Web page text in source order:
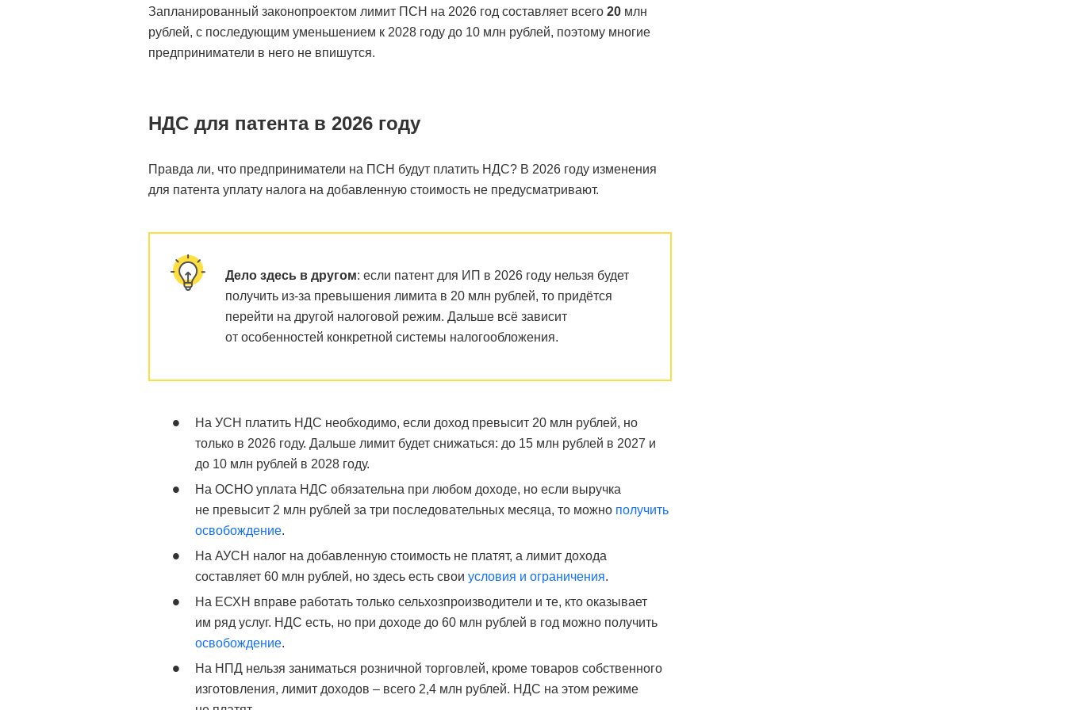
Запланированный законопроектом лимит ПСН на 2026 год составляет всего 20 млн
рублей, с последующим уменьшением к 2028 году до 10 млн рублей, поэтому многие
предприниматели в него не впишутся.
НДС для патента в 2026 году
Правда ли, что предприниматели на ПСН будут платить НДС? В 2026 году изменения
для патента уплату налога на добавленную стоимость не предусматривают.
Дело здесь в другом: если патент для ИП в 2026 году нельзя будет
получить из-за превышения лимита в 20 млн рублей, то придётся
перейти на другой налоговой режим. Дальше всё зависит
от особенностей конкретной системы налогообложения.
На УСН платить НДС необходимо, если доход превысит 20 млн рублей, но
только в 2026 году. Дальше лимит будет снижаться: до 15 млн рублей в 2027 и
до 10 млн рублей в 2028 году.
На ОСНО уплата НДС обязательна при любом доходе, но если выручка
не превысит 2 млн рублей за три последовательных месяца, то можно получить
освобождение.
На АУСН налог на добавленную стоимость не платят, а лимит дохода
составляет 60 млн рублей, но здесь есть свои условия и ограничения.
На ЕСХН вправе работать только сельхозпроизводители и те, кто оказывает
им ряд услуг. НДС есть, но при доходе до 60 млн рублей в год можно получить
освобождение.
На НПД нельзя заниматься розничной торговлей, кроме товаров собственного
изготовления, лимит доходов – всего 2,4 млн рублей. НДС на этом режиме